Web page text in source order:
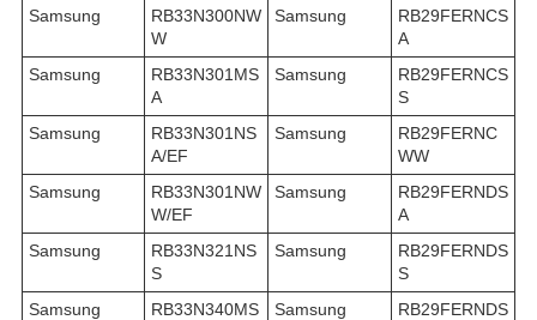
Samsung
RB33N300NW
W
Samsung
RB29FERNCS
A
Samsung
RB33N301MS
A
Samsung
RB29FERNCS
S
Samsung
RB33N301NS
A/EF
Samsung
RB29FERNC
WW
Samsung
RB33N301NW
W/EF
Samsung
RB29FERNDS
A
Samsung
RB33N321NS
S
Samsung
RB29FERNDS
S
Samsung
RB33N340MS
Samsung
RB29FERNDS